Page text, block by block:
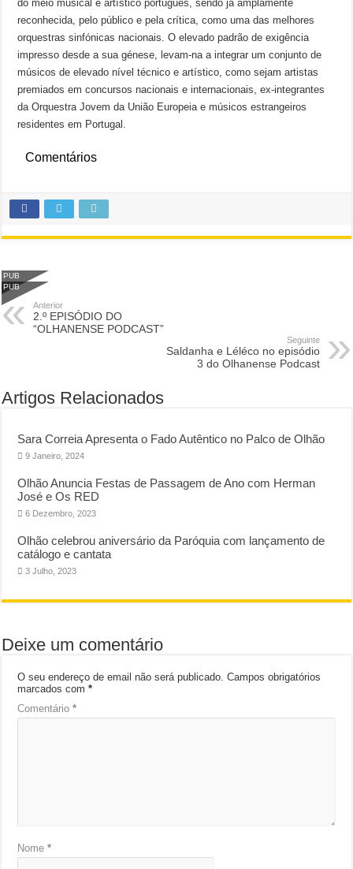
do meio musical e artístico português, sendo já amplamente
reconhecida, pelo público e pela crítica, como uma das melhores
orquestras sinfónicas nacionais. O elevado padrão de exigência
impresso desde a sua génese, levam-na a integrar um conjunto de
músicos de elevado nível técnico e artístico, como sejam artistas
premiados em concursos nacionais e internacionais, ex-integrantes
da Orquestra Jovem da União Europeia e músicos estrangeiros
residentes em Portugal.
Comentários
PUB
PUB
Anterior
2.º EPISÓDIO DO
“OLHANENSE PODCAST”
Seguinte
Saldanha e Léléco no episódio
3 do Olhanense Podcast
Artigos Relacionados
Sara Correia Apresenta o Fado Autêntico no Palco de Olhão
9 Janeiro, 2024
Olhão Anuncia Festas de Passagem de Ano com Herman
José e Os RED
6 Dezembro, 2023
Olhão celebrou aniversário da Paróquia com lançamento de
catálogo e cantata
3 Julho, 2023
Deixe um comentário
O seu endereço de email não será publicado. Campos obrigatórios
marcados com*
Comentário*
Nome*